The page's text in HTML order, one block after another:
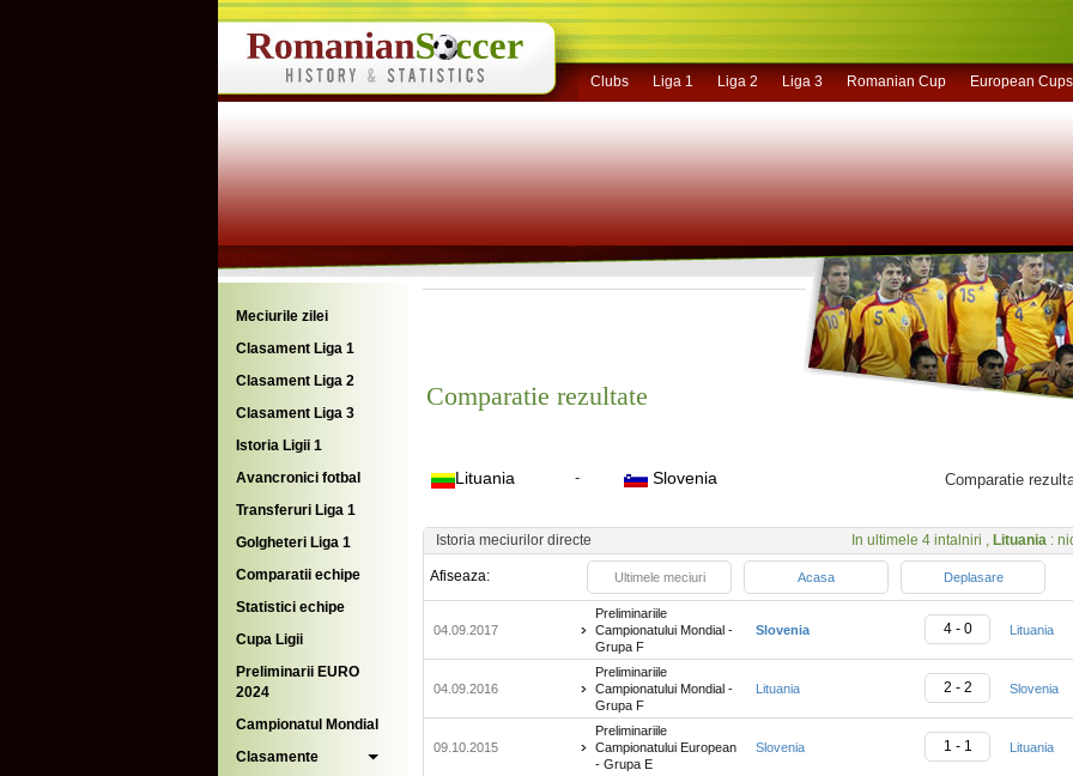
Clubs Liga 1 Liga 2 Liga 3 Romanian Cup European Cups
Meciurile zilei
Clasament Liga 1
Clasament Liga 2
Clasament Liga 3
Istoria Ligii 1
Avancronici fotbal
Transferuri Liga 1
Golgheteri Liga 1
Comparatii echipe
Statistici echipe
Cupa Ligii
Preliminarii EURO
2024
Campionatul Mondial
Clasamente
Comparatie rezultate
Lituania - Slovenia Comparatie
Istoria meciurilor directe In ultimele 4 intalniri , Lituania :
Afiseaza: Ultimele meciuri Acasa Deplasare
04.09.2017
Preliminariile
Campionatului Mondial -
Grupa F
Slovenia 4 - 0 Lituania
04.09.2016
Preliminariile
Campionatului Mondial -
Grupa F
Lituania 2 - 2 Slovenia
09.10.2015
Preliminariile
Campionatului European
- Grupa E
Slovenia 1 - 1 Lituania